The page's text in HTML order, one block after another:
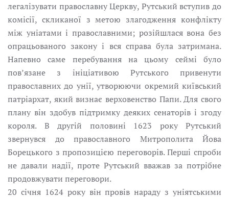
легалізувати православну Церкву, Рутський вступив до
комісії, скликaної з метою злагодження конфлікту
між уніатами і православними; розійшлася вона без
опрацьованого закону i вся справа була затримана.
Напевно саме пepeбування на цьому сеймі було
пов’язанe з ініціативою Рутського привенути
православних до унії, утворюючи окремий київський
патріархат, який визнає верховенство Папи. Для свого
плану він здобув підтримку деяких сенаторів і згоду
короля. В другій половині 1623 pоку Рутський
звернувся до православного Митрополита Йова
Борецького з пропозицією переговорів. Перші cпроби
не давали надії, проте Рутський вважав за потрібне
продовжувати переговори.
20 січня 1624 pоку він провів нараду з уніятськими